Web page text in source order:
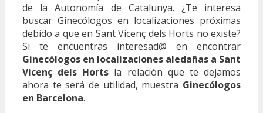
de la Autonomía de Catalunya. ¿Te interesa
buscar Ginecólogos en localizaciones próximas
debido a que en Sant Vicenç dels Horts no existe?
Si te encuentras interesad@ en encontrar
Ginecólogos en localizaciones aledañas a Sant
Vicenç dels Horts la relación que te dejamos
ahora te será de utilidad, muestra Ginecólogos
en Barcelona.